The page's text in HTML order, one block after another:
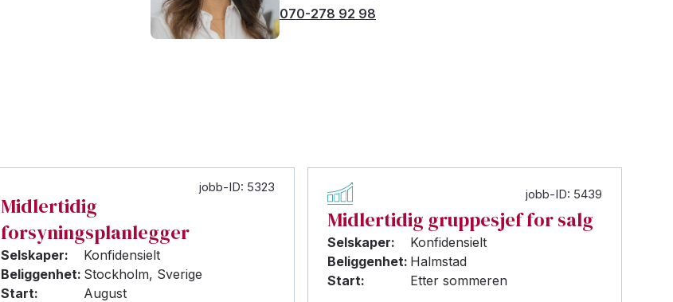
070-278 92 98
jobb-ID: 5323
Midlertidig
forsyningsplanlegger
Selskaper:
Konfidensielt
Beliggenhet: Stockholm, Sverige
Start:
August
jobb-ID: 5439
Midlertidig gruppesjef for salg
Selskaper:
Konfidensielt
Beliggenhet: Halmstad
Start:
Etter sommeren